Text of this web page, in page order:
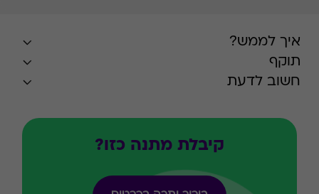
איך לממש?
תוקף
חשוב לדעת
קיבלת מתנה כזו?